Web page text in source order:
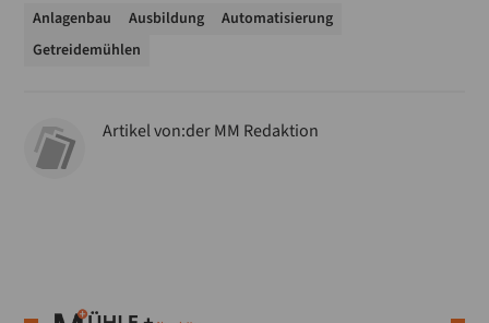
Anlagenbau Ausbildung
Automatisierung
Getreidemühlen
Artikel von:der MM Redaktion